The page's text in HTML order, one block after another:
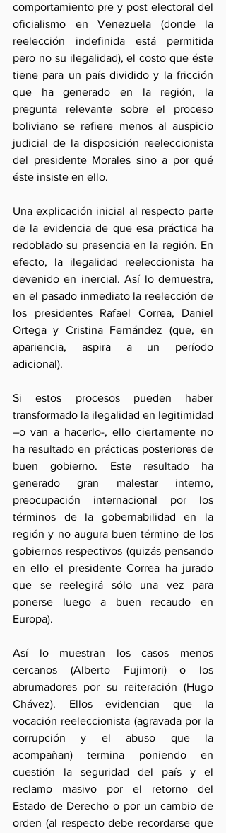
comportamiento pre y post electoral del
oficialismo en Venezuela (donde la
reelección indefinida está permitida
pero no su ilegalidad), el costo que éste
tiene para un país dividido y la fricción
que ha generado en la región, la
pregunta relevante sobre el proceso
boliviano se refiere menos al auspicio
judicial de la disposición reeleccionista
del presidente Morales sino a por qué
éste insiste en ello.
Una explicación inicial al respecto parte
de la evidencia de que esa práctica ha
redoblado su presencia en la región. En
efecto, la ilegalidad reeleccionista ha
devenido en inercial. Así lo demuestra,
en el pasado inmediato la reelección de
los presidentes Rafael Correa, Daniel
Ortega y Cristina Fernández (que, en
apariencia, aspira a un período
adicional).
Si estos procesos pueden haber
transformado la ilegalidad en legitimidad
–o van a hacerlo-, ello ciertamente no
ha resultado en prácticas posteriores de
buen gobierno. Este resultado ha
generado gran malestar interno,
preocupación internacional por los
términos de la gobernabilidad en la
región y no augura buen término de los
gobiernos respectivos (quizás pensando
en ello el presidente Correa ha jurado
que se reelegirá sólo una vez para
ponerse luego a buen recaudo en
Europa).
Así lo muestran los casos menos
cercanos (Alberto Fujimori) o los
abrumadores por su reiteración (Hugo
Chávez). Ellos evidencian que la
vocación reeleccionista (agravada por la
corrupción y el abuso que la
acompañan) termina poniendo en
cuestión la seguridad del país y el
reclamo masivo por el retorno del
Estado de Derecho o por un cambio de
orden (al respecto debe recordarse que